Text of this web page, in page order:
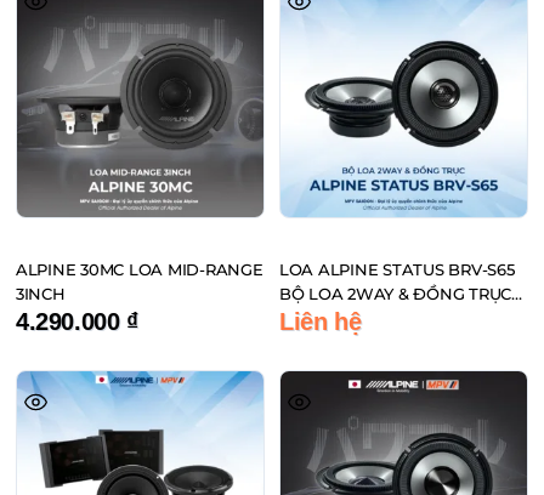
ALPINE 30MC LOA MID-RANGE
3INCH
4.290.000 ₫
LOA ALPINE STATUS BRV-S65
BỘ LOA 2WAY & ĐỒNG TRỤC
ĐẾN TỪ NHẬT BẢN
Liên hệ